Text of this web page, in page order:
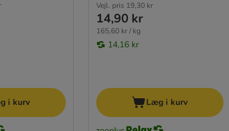
i kurv
Vejl. pris 19,30 kr
14,90 kr
165,60 kr / kg
14,16 kr
Læg i kurv